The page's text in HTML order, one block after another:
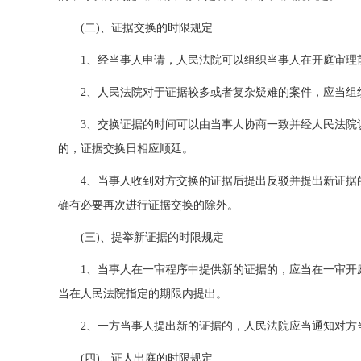
(二)、证据交换的时限规定
1、经当事人申请，人民法院可以组织当事人在开庭审理
2、人民法院对于证据较多或者复杂疑难的案件，应当
3、交换证据的时间可以由当事人协商一致并经人民法
的，证据交换日相应顺延。
4、当事人收到对方交换的证据后提出反驳并提出新证
确有必要再次进行证据交换的除外。
(三)、提举新证据的时限规定
1、当事人在一审程序中提供新的证据的，应当在一审
当在人民法院指定的期限内提出。
2、一方当事人提出新的证据的，人民法院应当通知对
(四)、证人出庭的时限规定